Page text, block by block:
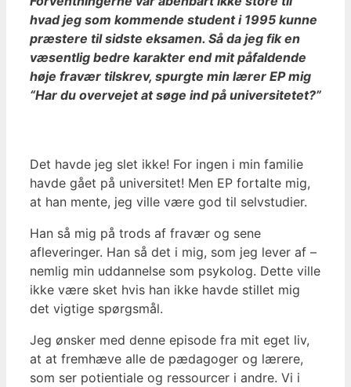
hvad jeg som kommende student i 1995 kunne
præstere til sidste eksamen. Så da jeg fik en
væsentlig bedre karakter end mit påfaldende
høje fravær tilskrev, spurgte min lærer EP mig
“Har du overvejet at søge ind på universitetet?”
Det havde jeg slet ikke! For ingen i min familie
havde gået på universitet! Men EP fortalte mig,
at han mente, jeg ville være god til selvstudier.
Han så mig på trods af fravær og sene
afleveringer. Han så det i mig, som jeg lever af –
nemlig min uddannelse som psykolog. Dette ville
ikke være sket hvis han ikke havde stillet mig
det vigtige spørgsmål.
Jeg ønsker med denne episode fra mit eget liv,
at at fremhæve alle de pædagoger og lærere,
som ser potientiale og ressourcer i andre. Vi i